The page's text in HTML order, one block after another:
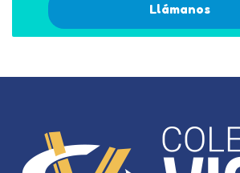
Llámanos